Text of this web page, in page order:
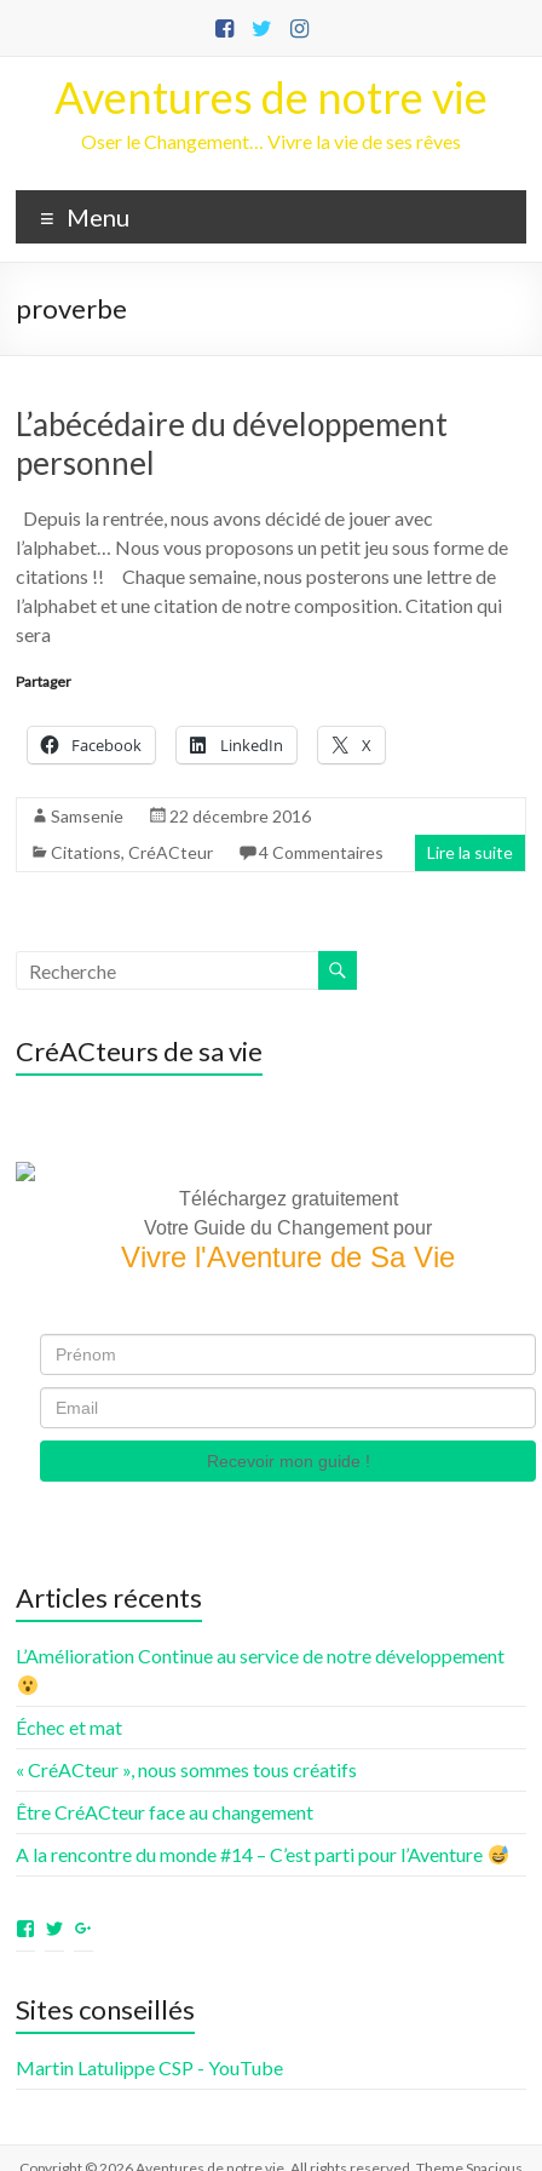
Aventures de notre vie
Oser le Changement… Vivre la vie de ses rêves
Menu
proverbe
L’abécédaire du développement
personnel
Depuis la rentrée, nous avons décidé de jouer avec
l’alphabet… Nous vous proposons un petit jeu sous forme de
citations !! Chaque semaine, nous posterons une lettre de
l’alphabet et une citation de notre composition. Citation qui
sera
Partager
Facebook LinkedIn X
Samsenie
22 décembre 2016
Citations,CréACteur 4 Commentaires Lire la suite
CréACteurs de sa vie
Téléchargez gratuitement
Votre Guide du Changement pour
Vivre l'Aventure de Sa Vie
Recevoir mon guide !
Articles récents
L’Amélioration Continue au service de notre développement
Échec et mat
« CréACteur », nous sommes tous créatifs
Être CréACteur face au changement
A la rencontre du monde #14 – C’est parti pour l’Aventure
Voir
aventuresdenotrevie
sur
Voir
Samsenie
sur
samsenie
sur
Sites conseillés
Martin Latulippe CSP - YouTube